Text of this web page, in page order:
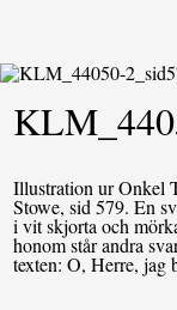
Illustration ur Onkel
Stowe, sid 579. En
i vit skjorta och
honom står andra
texten: O, Herre, jag